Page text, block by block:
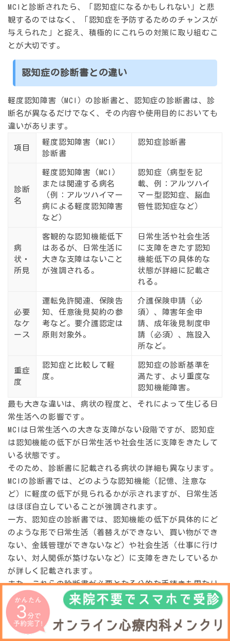
MCIと診断されたら、「認知症になるかもしれない」と悲
観するのではなく、「認知症を予防するためのチャンスが
与えられた」と捉え、積極的にこれらの対策に取り組むこ
とが大切です。
認知症の診断書との違い
軽度認知障害（MCI）の診断書と、認知症の診断書は、診
断名が異なるだけでなく、その内容や使用目的においても
違いがあります。
項目
軽度認知障害（MCI）
診断書
認知症診断書
診断
名
軽度認知障害（MCI）
または関連する病名
（例：アルツハイマー
病による軽度認知障害
など）
認知症（病型を記
載、例：アルツハイ
マー型認知症、脳血
管性認知症など）
病
状・
所見
客観的な認知機能低下
はあるが、
日常生活に
大きな支障はない こと
が強調される。
日常生活や社会生活
に支障をきたす 認知
機能低下の具体的な
状態が詳細に記載さ
れる。
必要
なケ
ース
運転免許関連、保険告
知、任意後見契約の参
考など。要介護認定は
原則対象外。
介護保険申請（必
須）、障害年金申
請、成年後見制度申
請（必須）、施設入
所など。
重症
度
認知症と比較して軽
度。
認知症の診断基準を
満たす、より重度な
認知機能障害。
最も大きな違いは、病状の程度と、それによって生じる日
常生活への影響です。
MCIは日常生活への大きな支障がない段階ですが、認知症
は認知機能の低下が日常生活や社会生活に支障をきたして
いる状態です。
そのため、診断書に記載される病状の詳細も異なります。
MCIの診断書では、どのような認知機能（記憶、注意な
ど）に軽度の低下が見られるかが示されますが、日常生活
はほぼ自立していることが強調されます。
一方、認知症の診断書では、認知機能の低下が具体的にど
のような形で日常生活（着替えができない、買い物ができ
ない、金銭管理ができないなど）や社会生活（仕事に行け
ない、対人関係が築けないなど）に支障をきたしているか
が詳しく記載されます。
また、これらの診断書が必要となる公的な手続きも異なり
ます。
認知症の診断書は、介護保険サービスの利用や成年後見制
度の利用、障害年金（認知症による障害）の申請において
必須となる場合が多いですが、MCIの診断書がこれらの制